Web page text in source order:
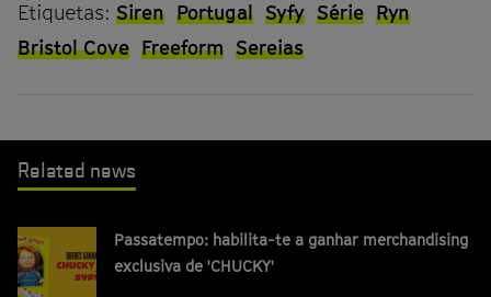
Etiquetas: Siren Portugal Syfy Série Ryn
Bristol Cove Freeform Sereias
Related news
Passatempo: habilita-te a ganhar merchandising
exclusiva de 'CHUCKY'